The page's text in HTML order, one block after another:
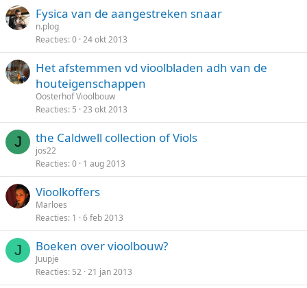
Fysica van de aangestreken snaar
n.plog
Reacties 0 24 okt 2013
Het afstemmen vd vioolbladen adh van de
houteigenschappen
Oosterhof Vioolbouw
Reacties 5 23 okt 2013
J the Caldwell collection of Viols
jos22
Reacties 0 1 aug 2013
Vioolkoffers
Marloes
Reacties 1 6 feb 2013
J Boeken over vioolbouw?
Juupje
Reacties 52 21 jan 2013